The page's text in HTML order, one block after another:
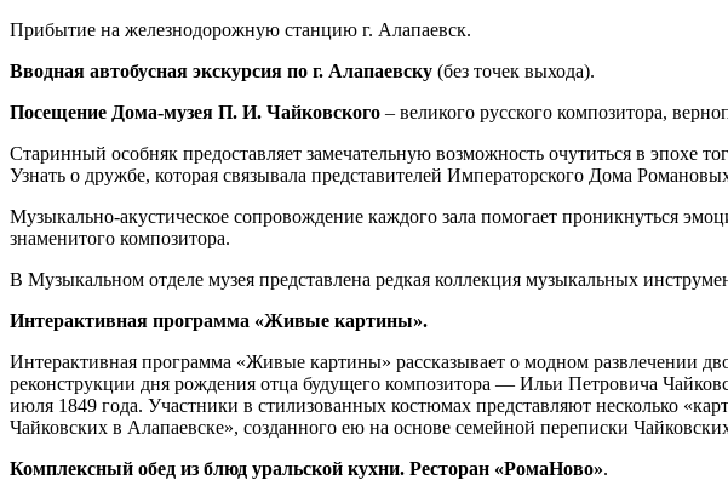
Прибытие на железнодорожную станцию г. Алапаевск.
Вводная автобусная экскурсия по г. Алапаевску (без точек выхода).
Посещение Дома-музея П. И. Чайковского – великого русского композитора,
Старинный особняк предоставляет замечательную возможность очутиться в
Узнать о дружбе, которая связывала представителей Императорского Дома
Музыкально-акустическое сопровождение каждого зала помогает проникнуться
знаменитого композитора.
В Музыкальном отделе музея представлена редкая коллекция музыкальных
Интерактивная программа «Живые картины».
Интерактивная программа «Живые картины» рассказывает о модном развлечении
реконструкции дня рождения отца будущего композитора — Ильи Петровича
июля 1849 года. Участники в стилизованных костюмах представляют несколько
Чайковских в Алапаевске», созданного ею на основе семейной переписки
Комплексный обед из блюд уральской кухни. Ресторан «РомаНово».